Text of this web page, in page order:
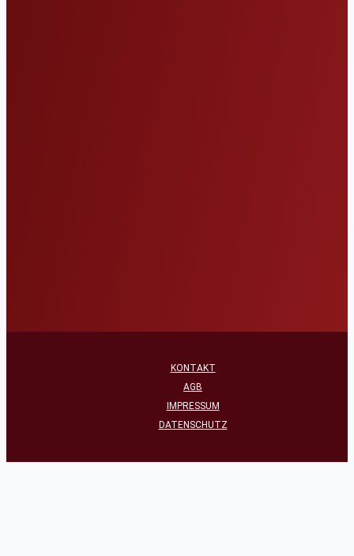
KONTAKT
AGB
IMPRESSUM
DATENSCHUTZ